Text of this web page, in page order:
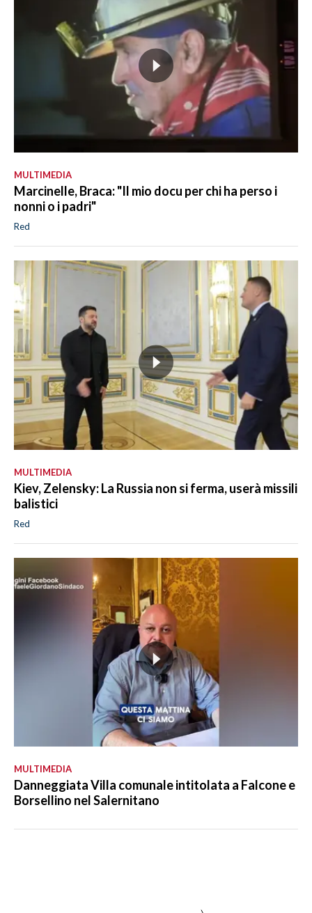
MULTIMEDIA
Marcinelle, Braca: "Il mio docu per chi ha perso i
nonni o i padri"
Red
MULTIMEDIA
Kiev, Zelensky: La Russia non si ferma, userà missili
balistici
Red
MULTIMEDIA
Danneggiata Villa comunale intitolata a Falcone e
Borsellino nel Salernitano